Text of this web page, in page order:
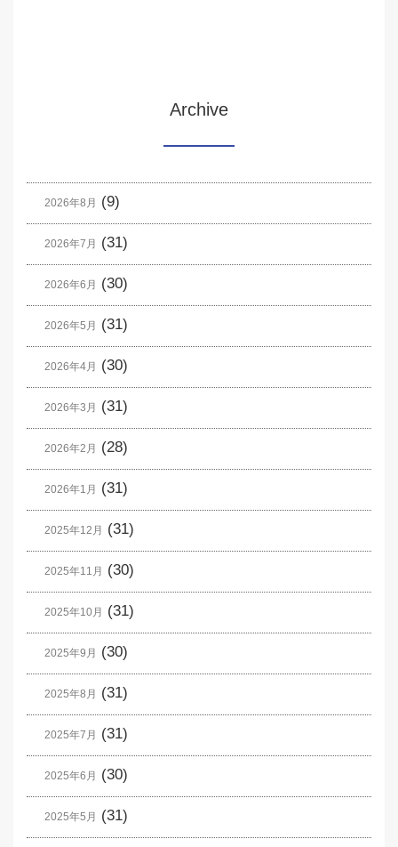
Archive
2026年8月 (9)
2026年7月 (31)
2026年6月 (30)
2026年5月 (31)
2026年4月 (30)
2026年3月 (31)
2026年2月 (28)
2026年1月 (31)
2025年12月 (31)
2025年11月 (30)
2025年10月 (31)
2025年9月 (30)
2025年8月 (31)
2025年7月 (31)
2025年6月 (30)
2025年5月 (31)